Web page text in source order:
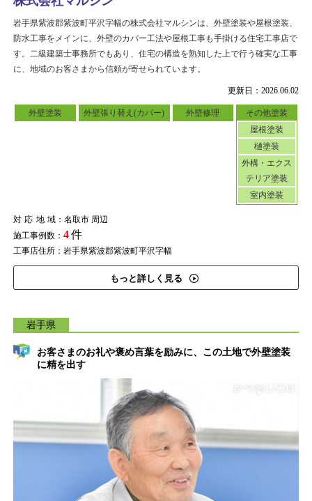
更新日：2026.06.02
外壁塗装 外壁張り替え(カバー) 外壁修理
その他塗装
屋根塗装
樋塗装
外構・エクス
テリア塗装
室内塗装
対応地域：名取市 周辺
施工事例数： 4件
工事店住所：岩手県紫波郡紫波町平沢字幅
もっと詳しく見る
岩手県紫波郡紫波町平沢字幅の株式会社マルシンは、外壁塗装や屋根塗装、
防水工事をメインに、外壁のカバー工法や屋根工事も手掛ける住宅工事店で
す。二級建築士事務所でもあり、住宅の構造を熟知した上で行う確実な工事
に、地域のお客さまから信頼が寄せられています。
岩手県
お客さまのお礼や褒め言葉を励みに、この土地で外壁塗装
に精を出す